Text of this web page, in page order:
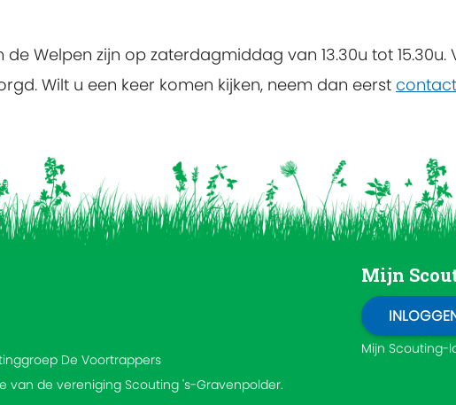
Welpen zijn op zaterdagmiddag van 13.30u tot 15.30u.
Wilt u een keer komen kijken, neem dan eerst contact
De Voortrappers
van de vereniging Scouting 's-Gravenpolder.
Mijn
Mijn Scouting-